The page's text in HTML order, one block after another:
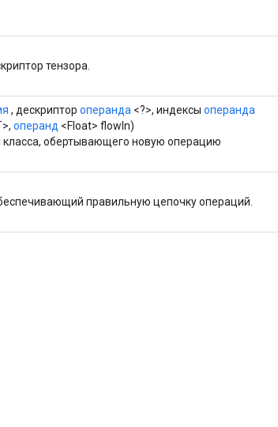
тензора.
, дескриптор операнда <?>, индексы операнда
операнд <Float> flowIn)
обертывающего новую операцию
правильную цепочку операций.